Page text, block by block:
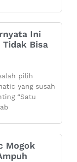
Ini
Tidak Bisa
pilih
yang susah
“Satu
Mogok